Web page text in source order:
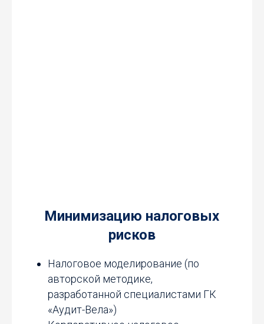
Минимизацию налоговых
рисков
Налоговое моделирование (по
авторской методике,
разработанной специалистами ГК
«Аудит-Вела»)